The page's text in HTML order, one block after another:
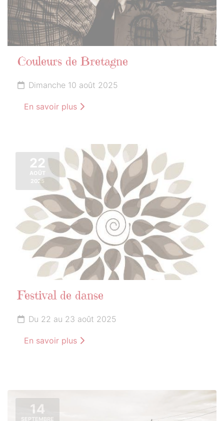
Couleurs de Bretagne
Dimanche 10 août 2025
En savoir plus
22
AOÛT
2025
Festival de danse
Du 22 au 23 août 2025
En savoir plus
14
SEPTEMBRE